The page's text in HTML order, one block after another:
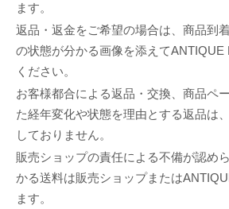
ます。
返品・返金をご希望の場合は、商品到
の状態が分かる画像を添えてANTIQUE
ください。
お客様都合による返品・交換、商品ペ
た経年変化や状態を理由とする返品は
しておりません。
販売ショップの責任による不備が認め
かる送料は販売ショップまたは
ます。